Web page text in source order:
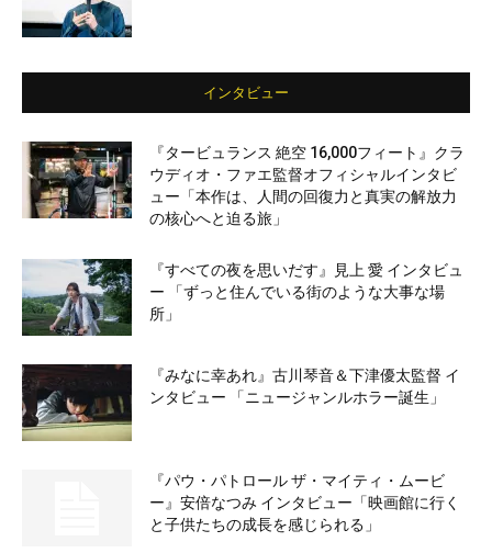
インタビュー
『タービュランス 絶空 16,000フィート』クラ
ウディオ・ファエ監督オフィシャルインタビ
ュー「本作は、人間の回復力と真実の解放力
の核心へと迫る旅」
『すべての夜を思いだす』見上 愛 インタビュ
ー 「ずっと住んでいる街のような大事な場
所」
『みなに幸あれ』古川琴音＆下津優太監督 イ
ンタビュー 「ニュージャンルホラー誕生」
『パウ・パトロール ザ・マイティ・ムービ
ー』安倍なつみ インタビュー「映画館に行く
と子供たちの成長を感じられる」